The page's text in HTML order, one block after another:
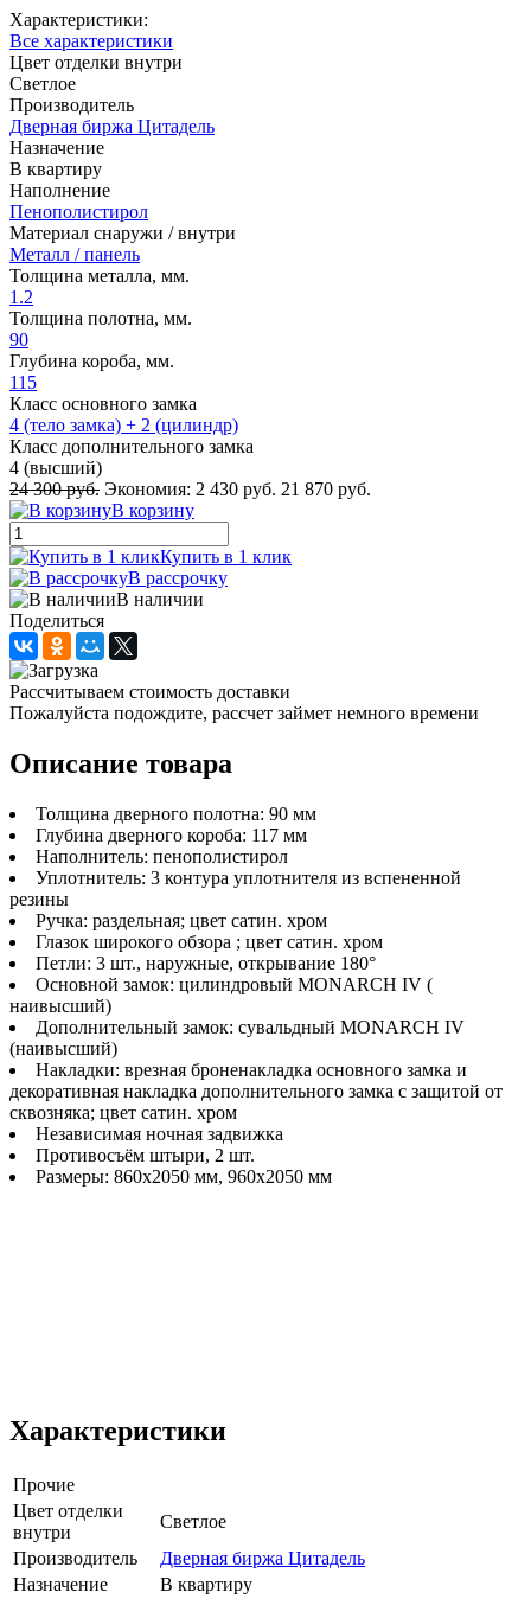
Характеристики:
Все характеристики
Цвет отделки внутри
Светлое
Производитель
Дверная биржа Цитадель
Назначение
В квартиру
Наполнение
Пенополистирол
Материал снаружи / внутри
Металл / панель
Толщина металла, мм.
1.2
Толщина полотна, мм.
90
Глубина короба, мм.
115
Класс основного замка
4 (тело замка) + 2 (цилиндр)
Класс дополнительного замка
4 (высший)
24 300 руб. Экономия: 2 430 руб. 21 870 руб.
В корзину
Купить в 1 клик
В рассрочку
В наличии
Поделиться
Рассчитываем стоимость доставки
Пожалуйста подождите, рассчет займет немного времени
Описание товара
Толщина дверного полотна: 90 мм
Глубина дверного короба: 117 мм
Наполнитель: пенополистирол
Уплотнитель: 3 контура уплотнителя из вспененной
резины
Ручка: раздельная; цвет сатин. хром
Глазок широкого обзора ; цвет сатин. хром
Петли: 3 шт., наружные, открывание 180°
Основной замок: цилиндровый MONARCH IV (
наивысший)
Дополнительный замок: сувальдный MONARCH IV
(наивысший)
Накладки: врезная броненакладка основного замка и
декоративная накладка дополнительного замка с защитой от
сквозняка; цвет сатин. хром
Независимая ночная задвижка
Противосъём штыри, 2 шт.
Размеры: 860х2050 мм, 960х2050 мм
Характеристики
Прочие
Цвет отделки
внутри
Светлое
Производитель
Дверная биржа Цитадель
Назначение
В квартиру